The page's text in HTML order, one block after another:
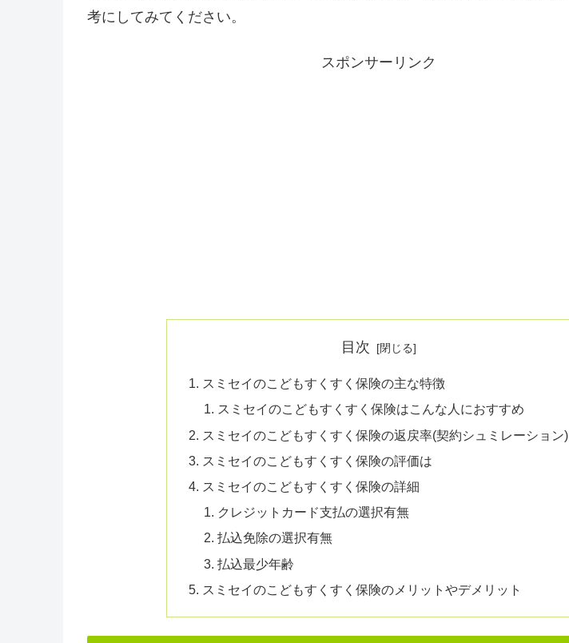
考にしてみてください。
スポンサーリンク
目次
スミセイのこどもすくすく保険の主な特徴
スミセイのこどもすくすく保険はこんな人におすすめ
スミセイのこどもすくすく保険の返戻率(契約シュミレーション)
スミセイのこどもすくすく保険の評価は
スミセイのこどもすくすく保険の詳細
クレジットカード支払の選択有無
払込免除の選択有無
払込最少年齢
スミセイのこどもすくすく保険のメリットやデメリット